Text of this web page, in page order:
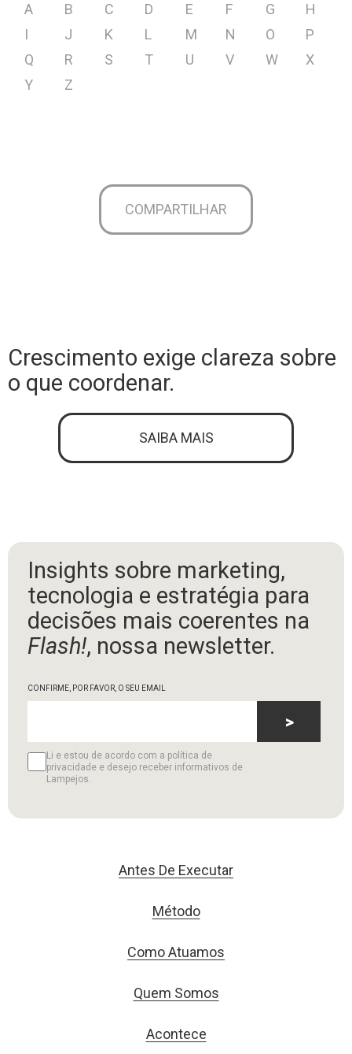
A B C D E F G
H
I
J K L M N O
P
Q
R S T U V W
X
Y
Z
COMPARTILHAR
Crescimento exige clareza sobre
o que coordenar.
SAIBA MAIS
Insights sobre marketing,
tecnologia e estratégia para
decisões mais coerentes na
Flash!, nossa newsletter.
CONFIRME, POR FAVOR, O SEU EMAIL
Li e estou de acordo com a política de
privacidade e desejo receber informativos de
Lampejos.
>
Antes De Executar
Método
Como Atuamos
Quem Somos
Acontece